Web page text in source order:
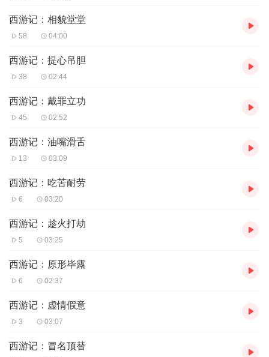
西游记：相貌堂堂
58 04:00
西游记：提心吊胆
38 02:44
西游记：戴罪立功
45 02:52
西游记：油嘴滑舌
13 03:09
西游记：吃苦耐劳
6 03:20
西游记：趁火打劫
5 03:25
西游记：原形毕露
6 02:37
西游记：虚情假意
3 03:07
西游记：冒名顶替